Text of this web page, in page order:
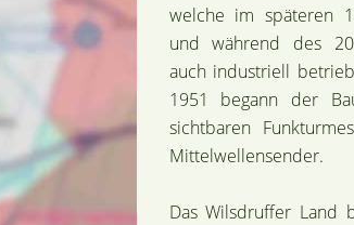
welche im späteren
und während des
auch industriell
1951 begann der
sichtbaren
Mittelwellensender.
Das Wilsdruffer Land